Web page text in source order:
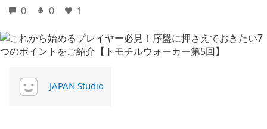
0 0 1
JAPAN Studio